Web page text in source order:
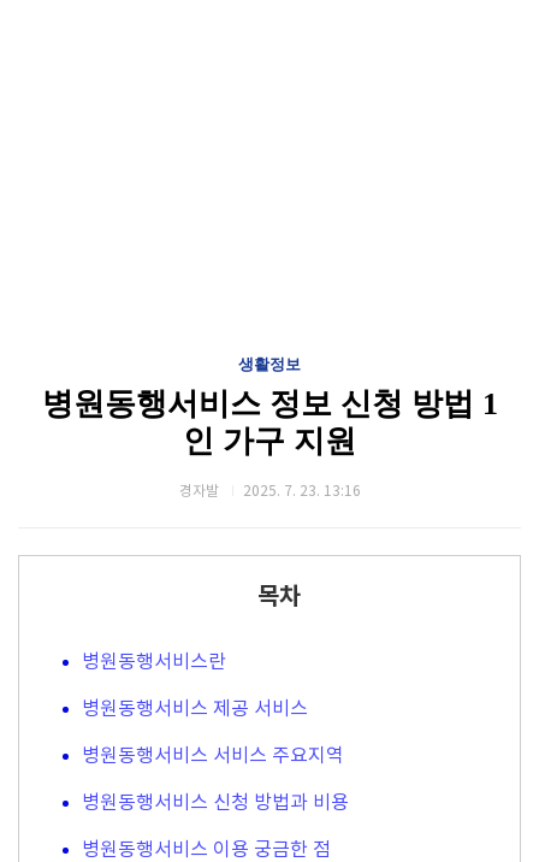
생활정보
병원동행서비스 정보 신청 방법 1
인 가구 지원
경자발 2025. 7. 23. 13:16
목차
병원동행서비스란
병원동행서비스 제공 서비스
병원동행서비스 서비스 주요지역
병원동행서비스 신청 방법과 비용
병원동행서비스 이용 궁금한 점